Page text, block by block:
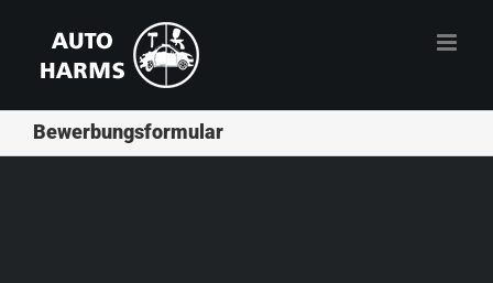
Bewerbungsformular